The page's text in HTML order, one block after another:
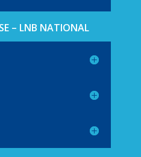
– LNB NATIONAL